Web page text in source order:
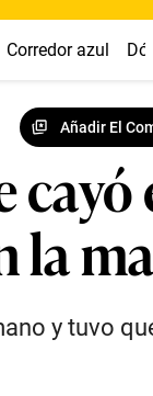
Corredor azul
Añadir El
cayó
la
y tuvo